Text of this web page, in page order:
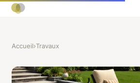
Accueil›Travaux